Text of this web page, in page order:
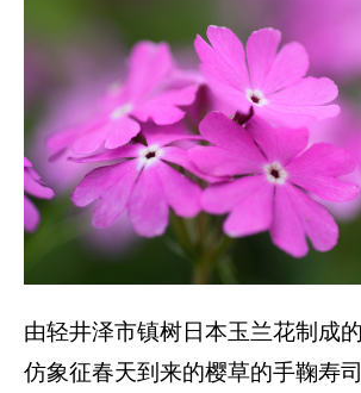
由轻井泽市镇树日本玉兰花制成
仿象征春天到来的樱草的手鞠寿